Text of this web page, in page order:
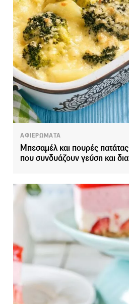
ΑΦΙΕΡΩΜΑΤΑ
Μπεσαμέλ και πουρές
που συνδυάζουν γεύση και